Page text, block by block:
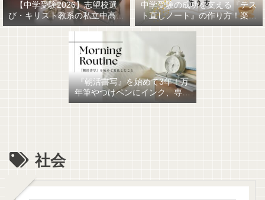
【中学受験2026】志望校選
び・キリスト教系の私立中高一
貫女子校を調べてみました
中学受験の成功を支える『テス
ト直しノート』の作り方！楽に
作るための最強おすすめ文房具
『朝活書写』を始めて3年！万
年筆やつけペンにインク、専用
ノート、毎日が充実していま
社会